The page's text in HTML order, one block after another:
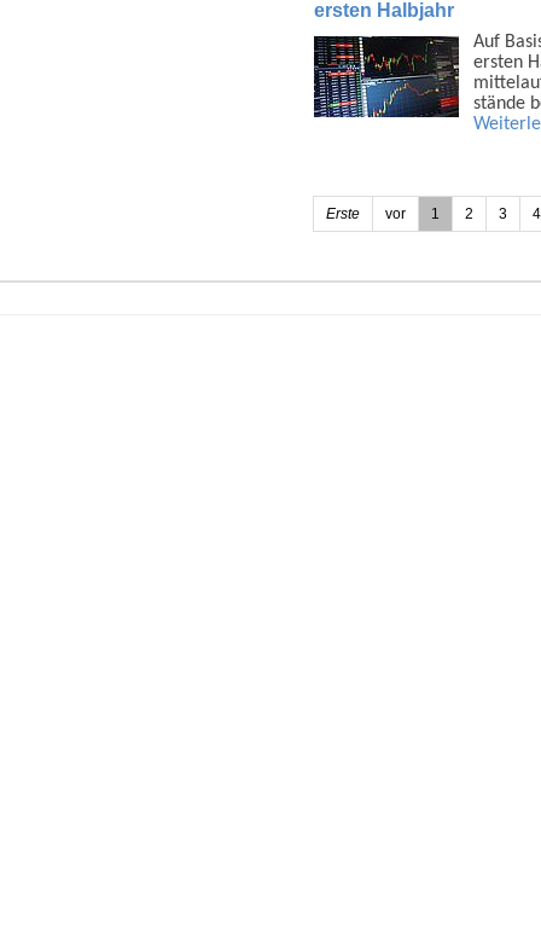
ersten Halbjahr
Auf
ersten
stände
Erste vor 1 2 3 4